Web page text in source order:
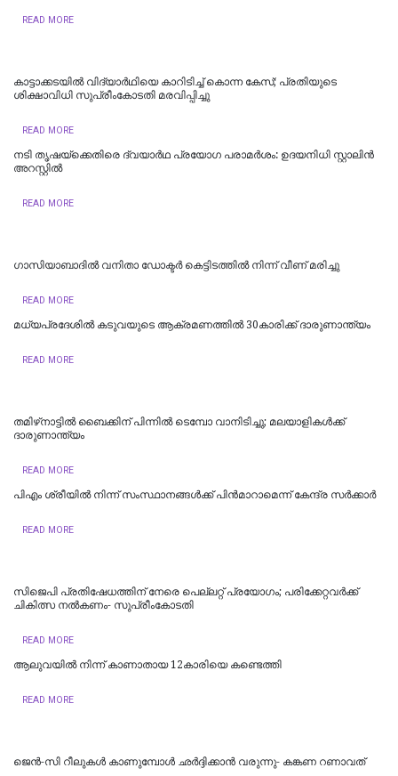
READ MORE
കാട്ടാക്കടയില്‍ വിദ്യാര്‍ഥിയെ കാറിടിച്ച് കൊന്ന കേസ്; പ്രതിയുടെ
ശിക്ഷാവിധി സുപ്രീംകോടതി മരവിപ്പിച്ചു
READ MORE
നടി തൃഷയ്ക്കെതിരെ ദ്വയാർഥ പ്രയോ​ഗ പരാമർശം: ഉദയനിധി സ്റ്റാലിൻ
അറസ്റ്റിൽ
READ MORE
ഗാസിയാബാദിൽ വനിതാ ഡോക്ടർ കെട്ടിടത്തിൽ നിന്ന് വീണ് മരിച്ചു
READ MORE
മധ്യപ്രദേശിൽ കടുവയുടെ ആക്രമണത്തിൽ 30കാരിക്ക് ദാരുണാന്ത്യം
READ MORE
തമിഴ്‌നാട്ടില്‍ ബൈക്കിന് പിന്നില്‍ ടെമ്പോ വാനിടിച്ചു; മലയാളികള്‍ക്ക്
ദാരുണാന്ത്യം
READ MORE
പിഎം ശ്രീയില്‍ നിന്ന് സംസ്ഥാനങ്ങള്‍ക്ക് പിന്‍മാറാമെന്ന് കേന്ദ്ര സര്‍ക്കാര്‍
READ MORE
സിജെപി പ്രതിഷേധത്തിന് നേരെ പെല്ലറ്റ് പ്രയോഗം; പരിക്കേറ്റവർക്ക്
ചികിത്സ നൽകണം- സുപ്രീംകോടതി
READ MORE
ആലുവയിൽ നിന്ന് കാണാതായ 12കാരിയെ കണ്ടെത്തി
READ MORE
ജെന്‍-സി റീലുകള്‍ കാണുമ്പോള്‍ ഛര്‍ദ്ദിക്കാന്‍ വരുന്നു- കങ്കണ റണാവത്